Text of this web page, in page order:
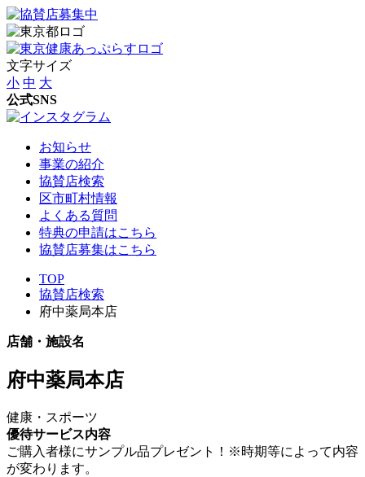
文字サイズ
小 中 大
公式SNS
お知らせ
事業の紹介
協賛店検索
区市町村情報
よくある質問
特典の申請はこちら
協賛店募集はこちら
TOP
協賛店検索
府中薬局本店
店舗・施設名
府中薬局本店
健康・スポーツ
優待サービス内容
ご購入者様にサンプル品プレゼント！※時期等によって内容
が変わります。